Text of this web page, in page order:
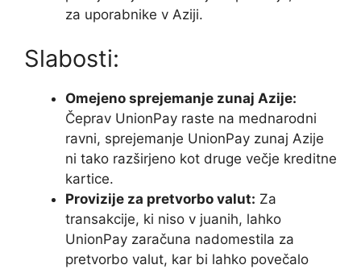
za uporabnike v Aziji.
Slabosti:
Omejeno sprejemanje zunaj Azije:
Čeprav UnionPay raste na mednarodni
ravni, sprejemanje UnionPay zunaj Azije
ni tako razširjeno kot druge večje kreditne
kartice.
Provizije za pretvorbo valut: Za
transakcije, ki niso v juanih, lahko
UnionPay zaračuna nadomestila za
pretvorbo valut, kar bi lahko povečalo